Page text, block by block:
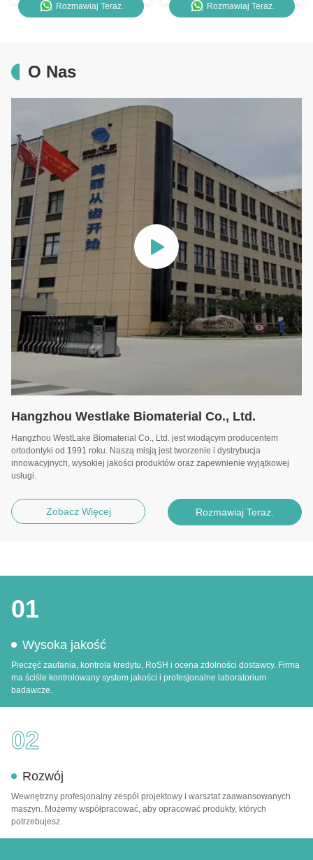
Niti Odwrotna krzywa łuku
dentystycznego
Rozmawiaj Teraz.
Rozmawiaj Teraz.
O Nas
Hangzhou Westlake Biomaterial Co., Ltd.
Hangzhou WestLake Biomaterial Co., Ltd. jest wiodącym producentem
ortodontyki od 1991 roku. Naszą misją jest tworzenie i dystrybucja
innowacyjnych, wysokiej jakości produktów oraz zapewnienie wyjątkowej
usługi.
Zobacz Więcej Rozmawiaj Teraz.
01
Wysoka jakość
Pieczęć zaufania, kontrola kredytu, RoSH i ocena zdolności dostawcy. Firma
ma ściśle kontrolowany system jakości i profesjonalne laboratorium
badawcze.
02
Rozwój
Wewnętrzny profesjonalny zespół projektowy i warsztat zaawansowanych
maszyn. Możemy współpracować, aby opracować produkty, których
potrzebujesz.